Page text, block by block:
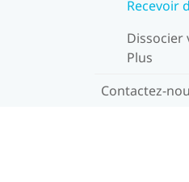
Recevoir
Dissocier
Plus
Contactez-